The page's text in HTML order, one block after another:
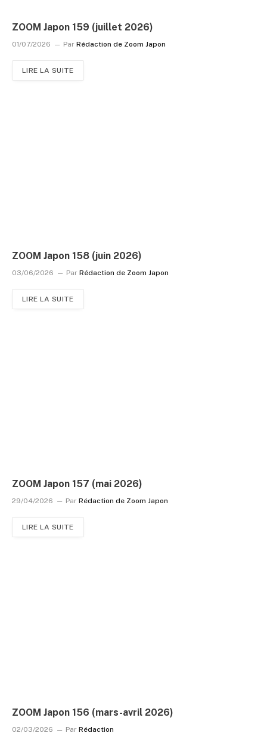
ZOOM Japon 159 (juillet 2026)
01/07/2026 Par Rédaction de Zoom Japon
LIRE LA SUITE
ZOOM Japon 158 (juin 2026)
03/06/2026 Par Rédaction de Zoom Japon
LIRE LA SUITE
ZOOM Japon 157 (mai 2026)
29/04/2026 Par Rédaction de Zoom Japon
LIRE LA SUITE
ZOOM Japon 156 (mars-avril 2026)
02/03/2026 Par Rédaction